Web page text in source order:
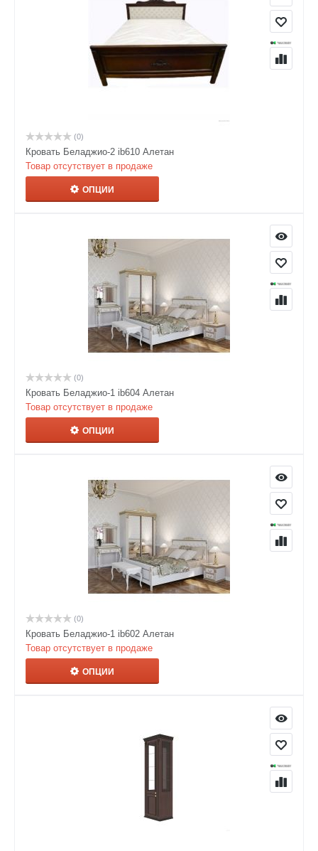
(0)
Кровать Беладжио-2 ib610 Алетан
Товар отсутствует в продаже
ОПЦИИ
(0)
Кровать Беладжио-1 ib604 Алетан
Товар отсутствует в продаже
ОПЦИИ
(0)
Кровать Беладжио-1 ib602 Алетан
Товар отсутствует в продаже
ОПЦИИ